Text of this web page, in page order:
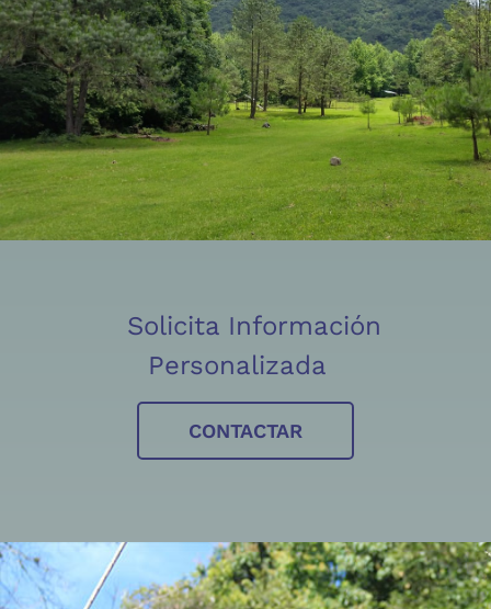
Solicita Información
Personalizada
CONTACTAR